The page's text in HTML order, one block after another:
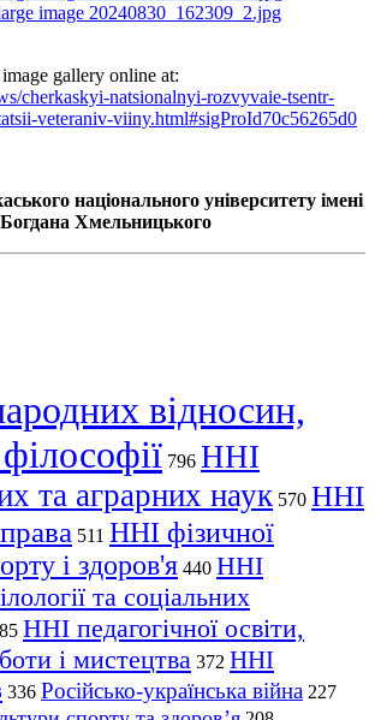
gallery online at:
cherkaskyi-natsionalnyi-rozvyvaie-tsentr-
veteraniv-viiny.html#sigProId70c56265d0
національного університету імені
Богдана Хмельницького
відносин,
філософії 796 ННІ
та аграрних наук 570 ННІ
511 ННІ фізичної
і здоров'я 440 ННІ
та соціальних
ННІ педагогічної освіти,
і мистецтва 372 ННІ
336 Російсько-українська війна 227